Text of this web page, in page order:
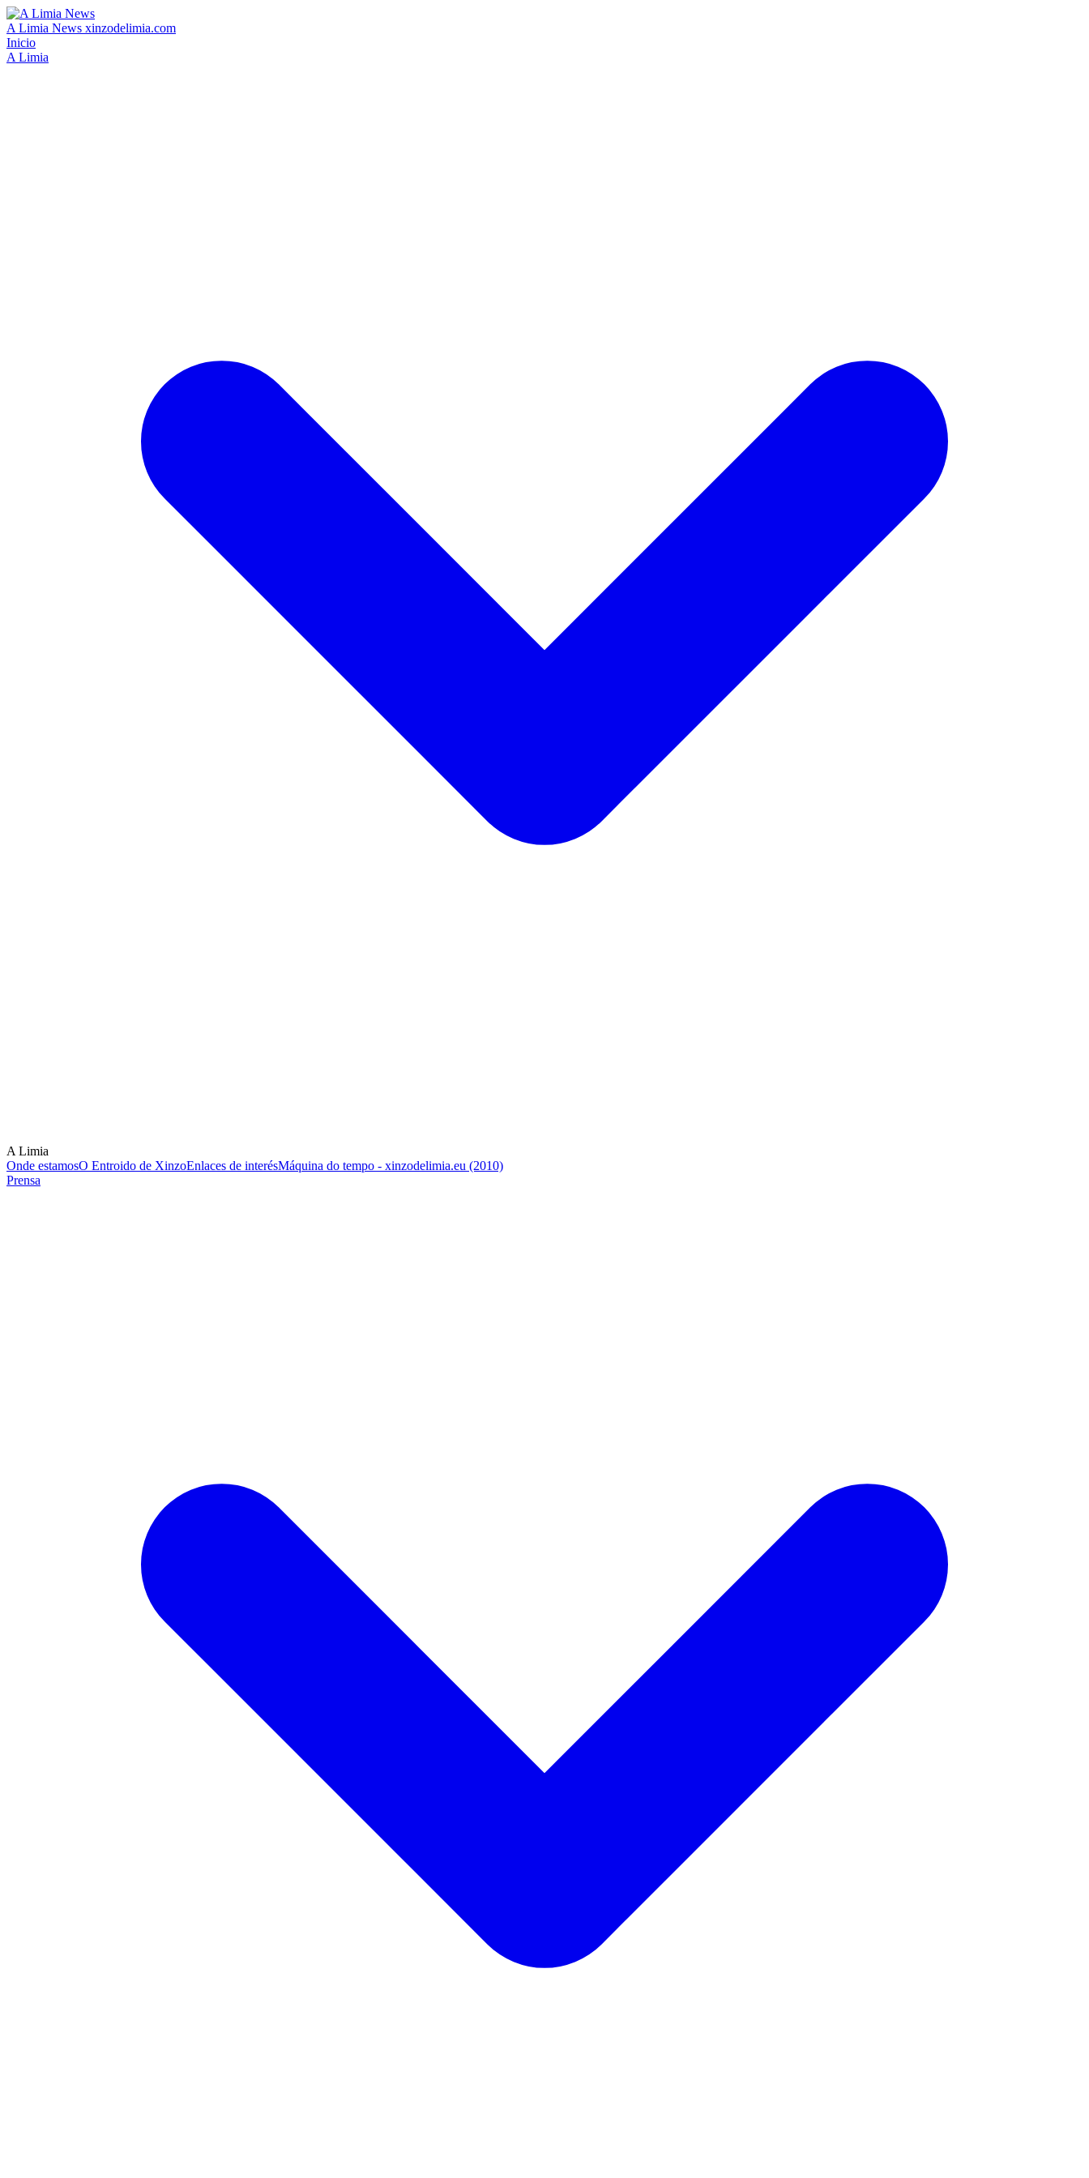
A Limia News xinzodelimia.com
Inicio
A Limia
A Limia
Onde estamosO Entroido de XinzoEnlaces de interésMáquina do tempo - xinzodelimia.eu (2010)
Prensa